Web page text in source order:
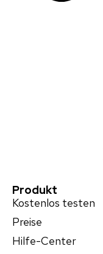
Produkt
Kostenlos testen
Preise
Hilfe-Center